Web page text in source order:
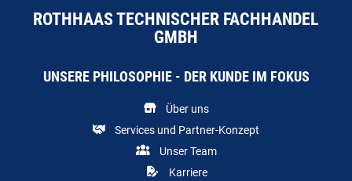
ROTHHAAS TECHNISCHER FACHHANDEL
GMBH
UNSERE PHILOSOPHIE - DER KUNDE IM FOKUS
Über uns
Services und Partner-Konzept
Unser Team
Karriere